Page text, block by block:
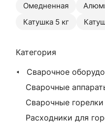
Омедненная
Катушка 5 кг
Категория
Сварочное
Сварочные
Сварочные горелки
Расходники для